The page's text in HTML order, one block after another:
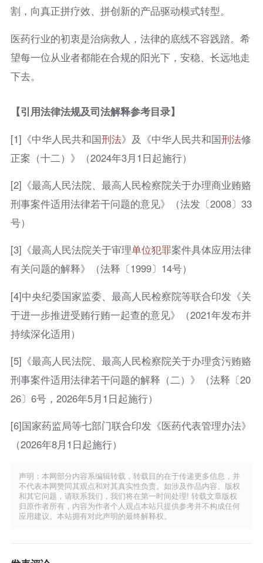
割，向真正拼疗效、拼创新的产品驱动模式转型。
医药行业的初衷是治病救人，法律的底线不容践踏。希
望每一位从业者都能在合规的阳光下，安稳、长远地走
下去。
【引用法律法规及司法解释参考目录】
[1]《中华人民共和国刑法》及《中华人民共和国刑法修
正案（十二）》（2024年3月1日起施行）
[2]《最高人民法院、最高人民检察院关于办理商业贿赂
刑事案件适用法律若干问题的意见》（法发〔2008〕33
号）
[3]《最高人民法院关于审理单位犯罪案件具体应用法律
有关问题的解释》（法释〔1999〕14号）
[4]中央纪委国家监委、最高人民检察院等联合印发《关
于进一步推进受贿行贿一起查的意见》（2021年发布并
持续深化适用）
[5]《最高人民法院、最高人民检察院关于办理贪污贿赂
刑事案件适用法律若干问题的解释（二）》（法释〔20
26〕6号，2026年5月1日起施行）
[6]国家药监局等七部门联合印发《医药代表管理办法》
（2026年8月1日起施行）
声明：本网部分内容系编辑转载，转载目的在于传递更多信息，并
不代表本网赞同其观点和对其真实性负责。如涉及作品内容、版权
和其它问题，请联系我们，我们将在第一时间处理! 转载文章版权
归原作者所有，内容为作者个人观点本站只提供参考并不构成任何
应用建议。本站拥有对此声明的最终解释权。